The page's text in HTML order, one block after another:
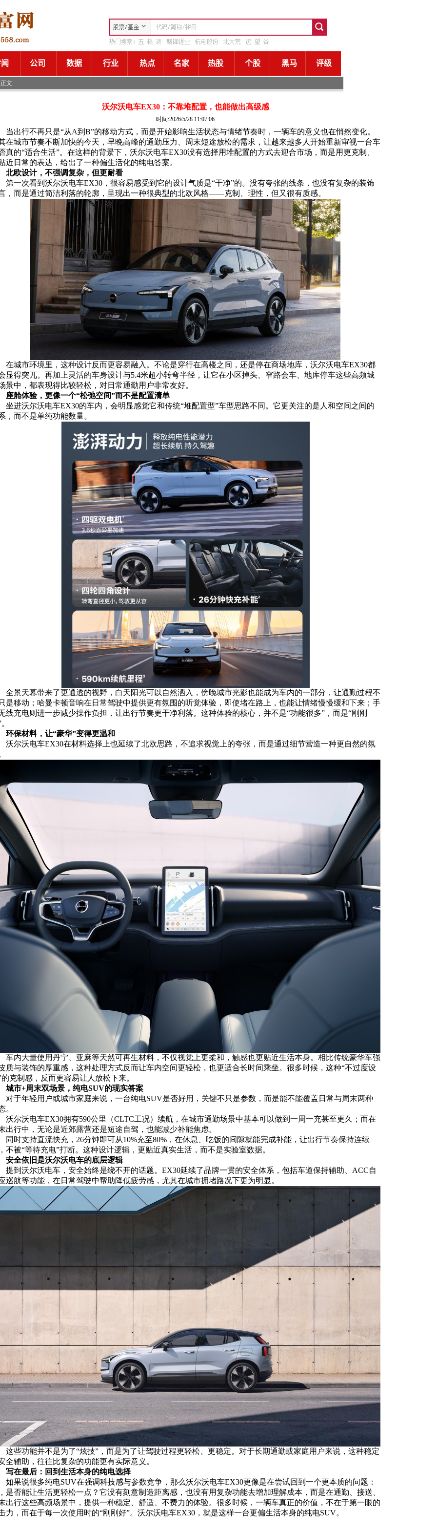
文
沃尔沃电车EX30：不靠堆配置，也能做出高级感
时间:2026/5/28 11:07:06
当出行不再只是“从A到B”的移动方式，而是开始影响生活状态与情绪节奏时，一辆车的意义也在悄然变化。
在城市节奏不断加快的今天，早晚高峰的通勤压力、周末短途放松的需求，让越来越多人开始重新审视一台车
真的“适合生活”。在这样的背景下，沃尔沃电车EX30没有选择用堆配置的方式去迎合市场，而是用更克制、
近日常的表达，给出了一种偏生活化的纯电答案。
北欧设计，不强调复杂，但更耐看
第一次看到沃尔沃电车EX30，很容易感受到它的设计气质是“干净”的。没有夸张的线条，也没有复杂的装饰
，而是通过简洁利落的轮廓，呈现出一种很典型的北欧风格——克制、理性，但又很有质感。
在城市环境里，这种设计反而更容易融入。不论是穿行在高楼之间，还是停在商场地库，沃尔沃电车EX30都
显得突兀。再加上灵活的车身设计与5.4米超小转弯半径，让它在小区掉头、窄路会车、地库停车这些高频城
景中，都表现得比较轻松，对日常通勤用户非常友好。
座舱体验，更像一个“松弛空间”而不是配置清单
坐进沃尔沃电车EX30的车内，会明显感觉它和传统“堆配置型”车型思路不同。它更关注的是人和空间之间的
，而不是单纯功能数量。
全景天幕带来了更通透的视野，白天阳光可以自然洒入，傍晚城市光影也能成为车内的一部分，让通勤过程不
是移动；哈曼卡顿音响在日常驾驶中提供更有氛围的听觉体验，即使堵在路上，也能让情绪慢慢缓和下来；手
线充电则进一步减少操作负担，让出行节奏更干净利落。这种体验的核心，并不是“功能很多”，而是“刚刚
环保材料，让“豪华”变得更温和
沃尔沃电车EX30在材料选择上也延续了北欧思路，不追求视觉上的夸张，而是通过细节营造一种更自然的氛
车内大量使用丹宁、亚麻等天然可再生材料，不仅视觉上更柔和，触感也更贴近生活本身。相比传统豪华车强
质与装饰的厚重感，这种处理方式反而让车内空间更轻松，也更适合长时间乘坐。很多时候，这种“不过度设
的克制感，反而更容易让人放松下来。
城市+周末双场景，纯电SUV的现实答案
对于年轻用户或城市家庭来说，一台纯电SUV是否好用，关键不只是参数，而是能不能覆盖日常与周末两种
。
沃尔沃电车EX30拥有590公里（CLTC工况）续航，在城市通勤场景中基本可以做到一周一充甚至更久；而在
出行中，无论是近郊露营还是短途自驾，也能减少补能焦虑。
同时支持直流快充，26分钟即可从10%充至80%，在休息、吃饭的间隙就能完成补能，让出行节奏保持连续
不被“等待充电”打断。这种设计逻辑，更贴近真实生活，而不是实验室数据。
安全依旧是沃尔沃电车的底层逻辑
提到沃尔沃电车，安全始终是绕不开的话题。EX30延续了品牌一贯的安全体系，包括车道保持辅助、ACC自
巡航等功能，在日常驾驶中帮助降低疲劳感，尤其在城市拥堵路况下更为明显。
这些功能并不是为了“炫技”，而是为了让驾驶过程更轻松、更稳定。对于长期通勤或家庭用户来说，这种稳定
全辅助，往往比复杂的功能更有实际意义。
写在最后：回到生活本身的纯电选择
如果说很多纯电SUV在强调科技感与参数竞争，那么沃尔沃电车EX30更像是在尝试回到一个更本质的问题：
是否能让生活更轻松一点？它没有刻意制造距离感，也没有用复杂功能去增加理解成本，而是在通勤、接送、
出行这些高频场景中，提供一种稳定、舒适、不费力的体验。很多时候，一辆车真正的价值，不在于第一眼的
力，而在于每一次使用时的“刚刚好”。沃尔沃电车EX30，就是这样一台更偏生活本身的纯电SUV。